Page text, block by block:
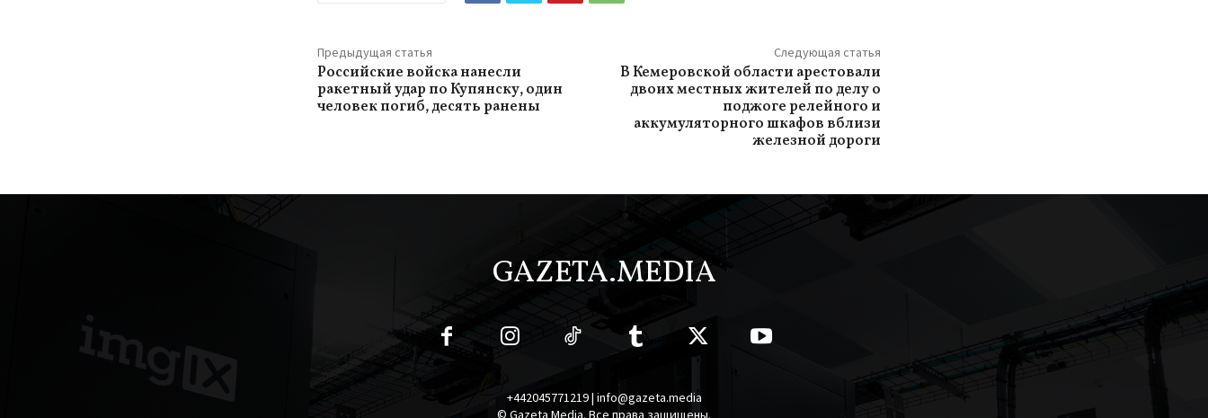
Предыдущая статья
Российские войска нанесли
ракетный удар по Купянску, один
человек погиб, десять ранены
Следующая статья
В Кемеровской области арестовали
двоих местных жителей по делу о
поджоге релейного и
аккумуляторного шкафов вблизи
железной дороги
GAZETA.MEDIA
+442045771219 | info@gazeta.media
© Gazeta Media. Все права защищены.